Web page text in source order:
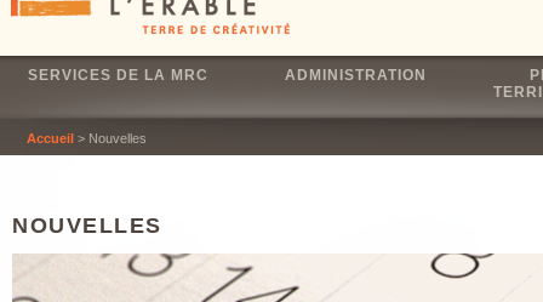
SERVICES DE LA MRC ADMINISTRATION
Accueil > Nouvelles
NOUVELLES